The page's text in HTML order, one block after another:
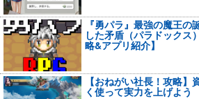
『勇パラ』最強の魔王
した矛盾（パラドックス
略&アプリ紹介】
【おねがい社長！攻略】
く使って実力を上げよう